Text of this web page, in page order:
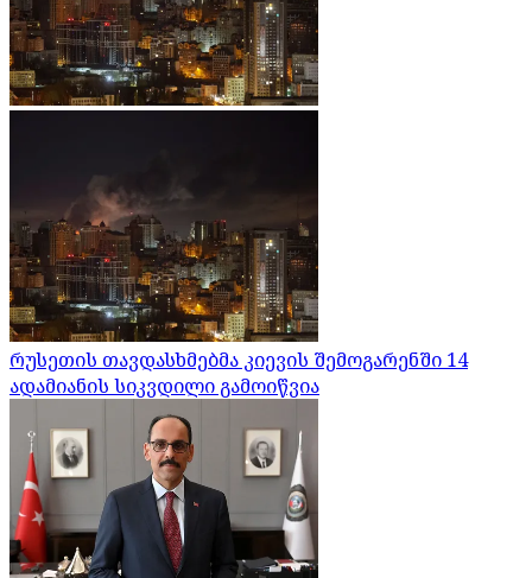
რუსეთის თავდასხმებმა კიევის შემოგარენში 14
ადამიანის სიკვდილი გამოიწვია